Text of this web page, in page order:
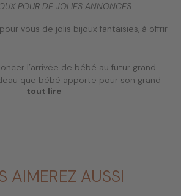
POUR DE JOLIES ANNONCES
vous de jolis bijoux fantaisies, à offrir
l’arrivée de bébé au futur grand
que bébé apporte pour son grand
dont vous serez le/la seule à
tout lire
AIMEREZ AUSSI